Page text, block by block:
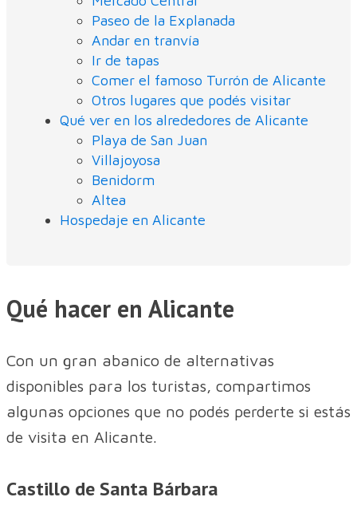
Paseo de la Explanada
Andar en tranvía
Ir de tapas
Comer el famoso Turrón de Alicante
Otros lugares que podés visitar
Qué ver en los alrededores de Alicante
Playa de San Juan
Villajoyosa
Benidorm
Altea
Hospedaje en Alicante
Qué hacer en Alicante
Con un gran abanico de alternativas
disponibles para los turistas, compartimos
algunas opciones que no podés perderte si estás
de visita en Alicante.
Castillo de Santa Bárbara